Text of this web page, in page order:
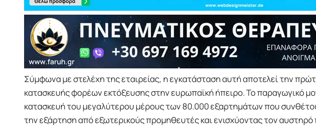
Σύμφωνα με στελέχη της εταιρείας, η εγκατάσταση αυτή αποτελεί την
κατασκευής φορέων εκτόξευσης στην ευρωπαϊκή ήπειρο. Το παραγωγικό
κατασκευή του μεγαλύτερου μέρους των 80.000 εξαρτημάτων που
την εξάρτηση από εξωτερικούς προμηθευτές και ενισχύοντας τον αυστηρό